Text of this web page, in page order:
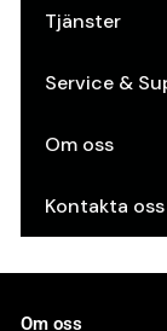
Tjänster
Service &
Om oss
Kontakta oss
Om oss